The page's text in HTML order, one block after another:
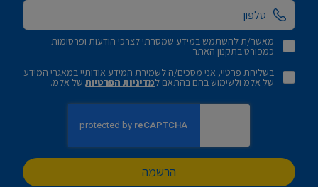
מאשר/ת להשתמש במידע שמסרתי לצרכי הודעות ופרסומות
כמפורט בתקנון האתר
בשליחת פרטיי, אני מסכים/ה לשמירת המידע אודותיי במאגרי המידע
של אלמ ולשימוש בהם בהתאם למדיניות הפרטיותשל אלמ.
הרשמה